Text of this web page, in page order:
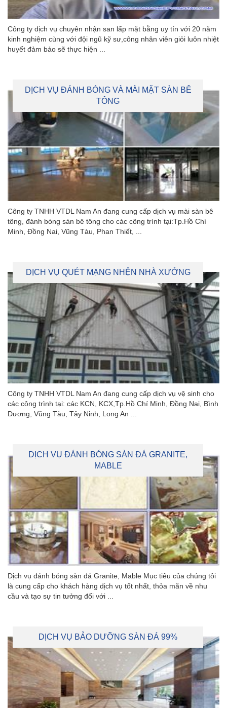
Công ty dịch vụ chuyên nhận san lấp mặt bằng uy tín với 20 năm
kinh nghiệm cùng với đội ngũ kỹ sư,công nhân viên giỏi luôn nhiệt
huyết đảm bảo sẽ thực hiện ...
DỊCH VỤ ĐÁNH BÓNG VÀ MÀI MẶT SÀN BÊ
TÔNG
Công ty TNHH VTDL Nam An đang cung cấp dịch vụ mài sàn bê
tông, đánh bóng sàn bê tông cho các công trình tại:Tp.Hồ Chí
Minh, Đồng Nai, Vũng Tàu, Phan Thiết, ...
DỊCH VỤ QUÉT MẠNG NHỆN NHÀ XƯỞNG
Công ty TNHH VTDL Nam An đang cung cấp dịch vụ vệ sinh cho
các công trình tại: các KCN, KCX,Tp.Hồ Chí Minh, Đồng Nai, Bình
Dương, Vũng Tàu, Tây Ninh, Long An ...
DỊCH VỤ ĐÁNH BÓNG SÀN ĐÁ GRANITE,
MABLE
Dịch vụ đánh bóng sàn đá Granite, Mable Mục tiêu của chúng tôi
là cung cấp cho khách hàng dịch vụ tốt nhất, thỏa mãn về nhu
cầu và tạo sự tin tưởng đối với ...
DỊCH VỤ BẢO DƯỠNG SÀN ĐÁ 99%